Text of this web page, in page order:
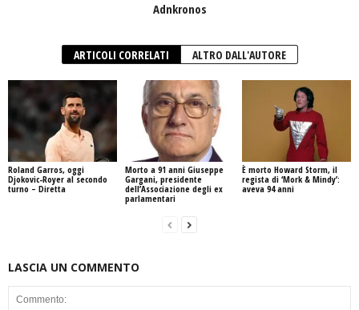
Adnkronos
ARTICOLI CORRELATI ALTRO DALL'AUTORE
Roland Garros, oggi
Djokovic-Royer al secondo
turno – Diretta
Morto a 91 anni Giuseppe
Gargani, presidente
dell’Associazione degli ex
parlamentari
È morto Howard Storm, il
regista di ‘Mork & Mindy’:
aveva 94 anni
LASCIA UN COMMENTO